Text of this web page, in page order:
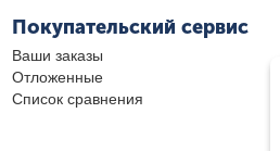
Покупательский сервис
Ваши заказы
Отложенные
Список сравнения